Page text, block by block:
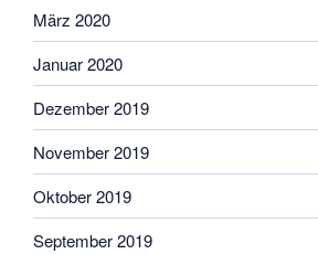
März 2020
Januar 2020
Dezember 2019
November 2019
Oktober 2019
September 2019